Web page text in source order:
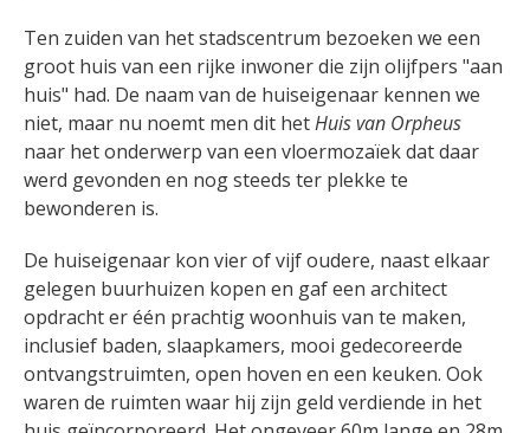
Ten zuiden van het stadscentrum bezoeken we een
groot huis van een rijke inwoner die zijn olijfpers "aan
huis" had. De naam van de huiseigenaar kennen we
niet, maar nu noemt men dit hetHuis van Orpheus
naar het onderwerp van een vloermozaïek dat daar
werd gevonden en nog steeds ter plekke te
bewonderen is.
De huiseigenaar kon vier of vijf oudere, naast elkaar
gelegen buurhuizen kopen en gaf een architect
opdracht er één prachtig woonhuis van te maken,
inclusief baden, slaapkamers, mooi gedecoreerde
ontvangstruimten, open hoven en een keuken. Ook
waren de ruimten waar hij zijn geld verdiende in het